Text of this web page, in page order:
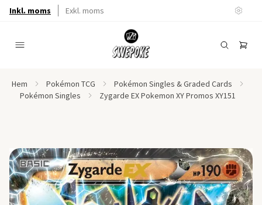
Inkl. moms Exkl. moms
Hem Pokémon TCG
Pokémon Singles & Graded Cards
Pokémon Singles
Zygarde EX Pokemon XY Promos XY151